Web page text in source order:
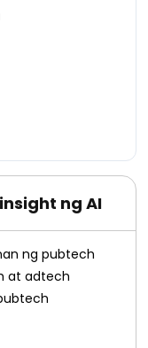
ng AI
ng pubtech
at adtech